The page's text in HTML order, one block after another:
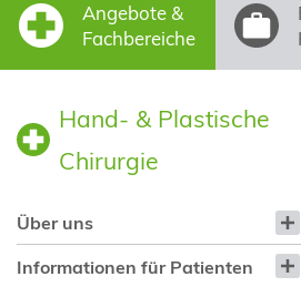
Angebote &
Fachbereiche
Hand- & Plastische
Chirurgie
Über uns
Informationen für Patienten